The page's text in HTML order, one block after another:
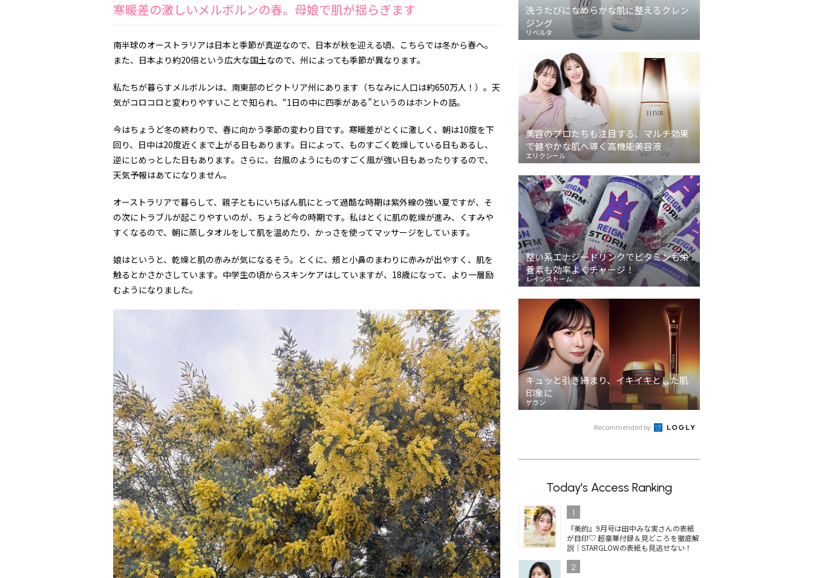
寒暖差の激しいメルボルンの春。母娘で肌が揺らぎます
南半球のオーストラリアは日本と季節が真逆なので、日本が秋を迎える頃、こちらでは冬から春へ。
また、日本より約20倍という広大な国土なので、州によっても季節が異なります。
私たちが暮らすメルボルンは、南東部のビクトリア州にあります（ちなみに人口は約650万人！）。天
気がコロコロと変わりやすいことで知られ、“1日の中に四季がある”というのはホントの話。
今はちょうど冬の終わりで、春に向かう季節の変わり目です。寒暖差がとくに激しく、朝は10度を下
回り、日中は20度近くまで上がる日もあります。日によって、ものすごく乾燥している日もあるし、
逆にじめっとした日もあります。さらに、台風のようにものすごく風が強い日もあったりするので、
天気予報はあてになりません。
オーストラリアで暮らして、親子ともにいちばん肌にとって過酷な時期は紫外線の強い夏ですが、そ
の次にトラブルが起こりやすいのが、ちょうど今の時期です。私はとくに肌の乾燥が進み、くすみや
すくなるので、朝に蒸しタオルをして肌を温めたり、かっさを使ってマッサージをしています。
娘はというと、乾燥と肌の赤みが気になるそう。とくに、頰と小鼻のまわりに赤みが出やすく、肌を
触るとかさかさしています。中学生の頃からスキンケアはしていますが、 18歳になって、より一層励
むようになりました。
洗うたびになめらかな肌に整えるクレン
ジング
リベルタ
美容のプロたちも注目する、マルチ効果
で健やかな肌へ導く高機能美容液
エリクシール
整い系エナジードリンクでビタミンも栄
養素も効率よくチャージ！
レインストーム
キュッと引き締まり、イキイキとした肌
印象に
ゲラン
Recommended by
Today's Access Ranking
1
『美的』9月号は田中みな実さんの表紙
が目印♡ 超豪華付録＆見どころを徹底解
説｜STARGLOWの表紙も見逃せない！
2